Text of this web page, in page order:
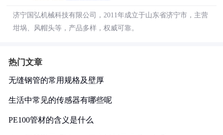
济宁国弘机械科技有限公司，2011年成立于山东省济宁市，主营
坩埚、风帽头等，产品多样，权威可靠。
热门文章
无缝钢管的常用规格及壁厚
生活中常见的传感器有哪些呢
PE100管材的含义是什么